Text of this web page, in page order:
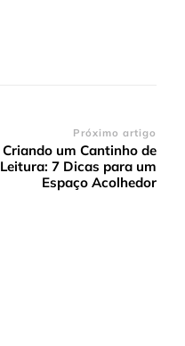
Próximo artigo
Criando um Cantinho de
Leitura: 7 Dicas para um
Espaço Acolhedor